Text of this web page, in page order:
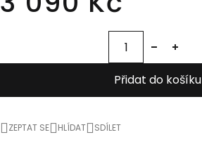
Přidat do košíku
ZEPTAT SE HLÍDAT SDÍLET